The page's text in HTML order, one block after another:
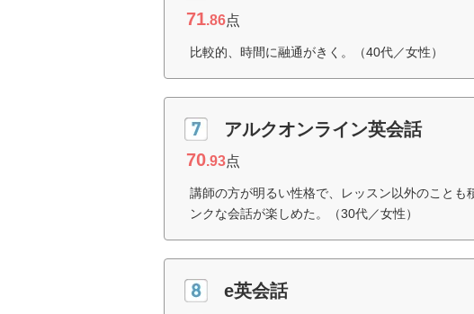
71.86点
比較的、時間に融通がきく。（40代／女性）
アルクオンライン英会話
70.93点
講師の方が明るい性格で、レッスン以外のこと
ンクな会話が楽しめた。（30代／女性）
e英会話